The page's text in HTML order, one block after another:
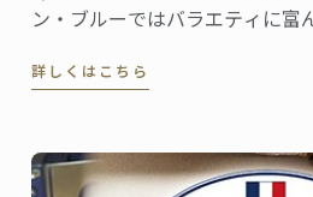
ン・ブルーではバラエティに富
促イベントが行われ、東京校と
詳しくはこちら